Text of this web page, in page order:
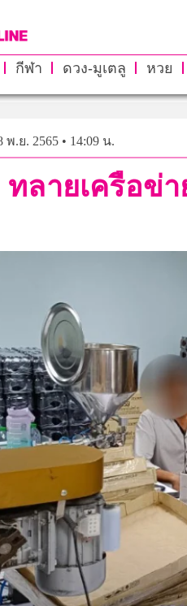
กีฬา ดวง-มูเตลู หวย
พ.ย. 2565 • 14:09 น.
ลายเครือข่